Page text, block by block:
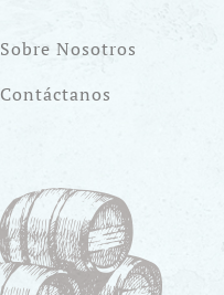
Sobre Nosotros
Contáctanos